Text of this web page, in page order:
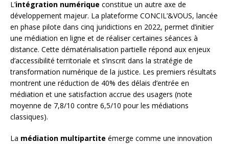
L’intégration numérique constitue un autre axe de
développement majeur. La plateforme CONCIL’&VOUS, lancée
en phase pilote dans cinq juridictions en 2022, permet d’initier
une médiation en ligne et de réaliser certaines séances à
distance. Cette dématérialisation partielle répond aux enjeux
d’accessibilité territoriale et s’inscrit dans la stratégie de
transformation numérique de la justice. Les premiers résultats
montrent une réduction de 40% des délais d’entrée en
médiation et une satisfaction accrue des usagers (note
moyenne de 7,8/10 contre 6,5/10 pour les médiations
classiques).
La médiation multipartite émerge comme une innovation